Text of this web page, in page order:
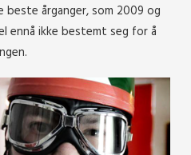
årganger, som 2009 og
ennå ikke bestemt seg for å